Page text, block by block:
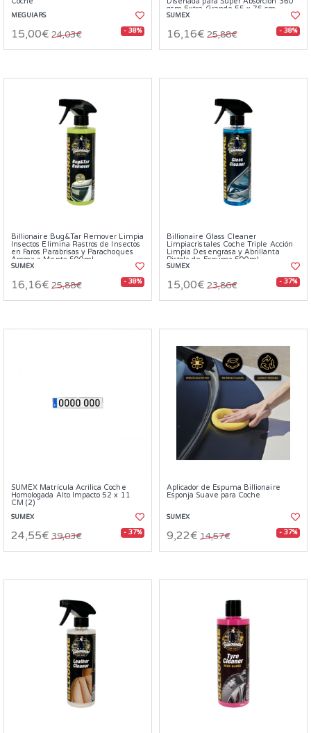
MEGUIARS
15,00€ 24,03€ - 38%
gsm Extra Grande 55 x 76 cm
SUMEX
16,16€ 25,88€ - 38%
Billionaire Bug&Tar Remover Limpia
Insectos Elimina Rastros de Insectos
en Faros Parabrisas y Parachoques
Aroma a Menta 500ml
SUMEX
16,16€ 25,88€ - 38%
Billionaire Glass Cleaner
Limpiacristales Coche Triple Acción
Limpia Desengrasa y Abrillanta
Pistola de Espuma 500ml
SUMEX
15,00€ 23,86€ - 37%
SUMEX Matrícula Acrílica Coche
Homologada Alto Impacto 52 x 11
CM (2)
SUMEX
24,55€ 39,03€ - 37%
Aplicador de Espuma Billionaire
Esponja Suave para Coche
SUMEX
9,22€ 14,57€ - 37%